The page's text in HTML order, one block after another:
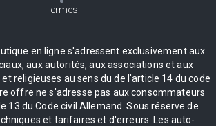
Termes
en ligne s'adressent exclusivement aux
aux autorités, aux associations et aux
religieuses au sens du de l'article 14 du code
offre ne s'adresse pas aux consommateurs
13 du Code civil Allemand. Sous réserve de
et tarifaires et d'erreurs. Les auto-